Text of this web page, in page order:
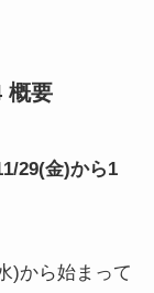
概要
29(金)から1
)から始まって